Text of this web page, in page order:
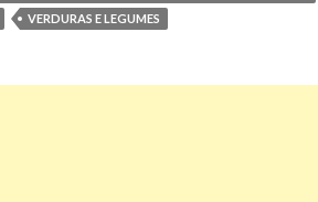
VERDURAS E LEGUMES